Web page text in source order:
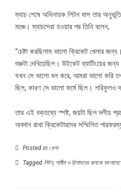
ম্যাচ শেষে অধিনায়ক লিটন দাস তার
মঞ্চে। ম্যাচসেরা হওয়ার পর তিনি বলেন,
“চেষ্টা করছিলাম ভালো ক্রিকেট খেলার
শুরুটা দেখিয়েছিল। উইকেট ব্যাটিংয়ের
যখন সে ভালো বল করে, আমরা ভালো করি
ছিল, কারণ সে ভালো ফর্মে ছিল। শরিফুলও
তার এই বক্তব্যে স্পষ্ট, জয়টা ছিল দলীয়
অবদান রাখা ক্রিকেটারদের সম্মিলিত
Posted in খেলা
Tagged লিটন, শামীম ও রিশাদদের ঝলকে